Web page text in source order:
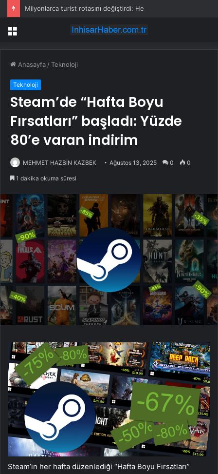
Menü
Anasayfa /Teknoloji
Teknoloji
Steam’de “Hafta Boyu
Fırsatları” başladı: Yüzde
80’e varan indirim
MEHMET HAZBİN KAZBEK Ağustos 13, 2025 0 0
1 dakika okuma süresi
Steam’in her hafta düzenlediği “Hafta Boyu Fırsatları”